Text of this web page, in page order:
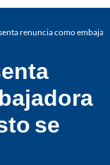
renuncia como
se